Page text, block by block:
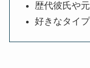
歴代彼氏や
好きなタイ